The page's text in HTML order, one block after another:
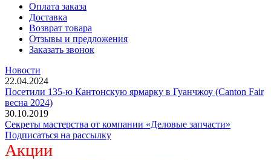
Оплата заказа
Доставка
Возврат товара
Отзывы и предложения
Заказать звонок
Новости
22.04.2024
Посетили 135-ю Кантонскую ярмарку в Гуанчжоу (Canton Fair
весна 2024)
30.10.2019
Секреты мастерства от компании «Деловые запчасти»
Подписаться на рассылку
Акции